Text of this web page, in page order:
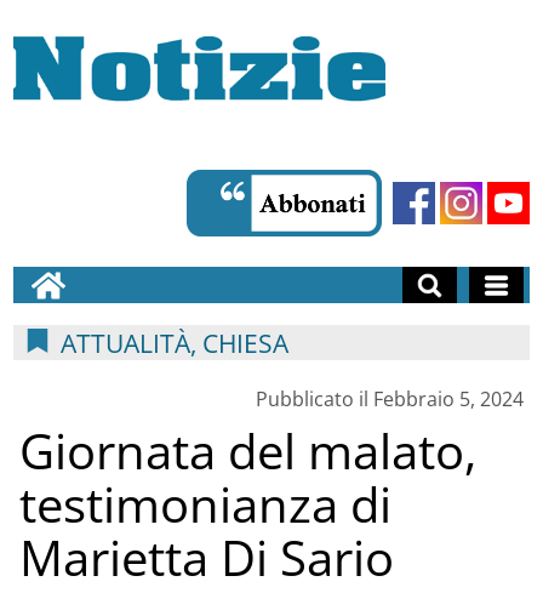
ATTUALITÀ, CHIESA
Pubblicato il Febbraio 5, 2024
Giornata del malato,
testimonianza di
Marietta Di Sario